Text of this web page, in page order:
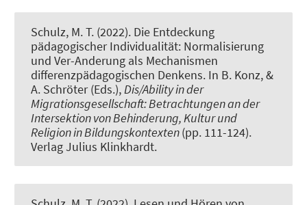
Schulz, M. T. (2022). Die Entdeckung
pädagogischer Individualität: Normalisierung
und Ver-Anderung als Mechanismen
differenzpädagogischen Denkens. In B. Konz, &
A. Schröter (Eds.),Dis/Ability in der
Migrationsgesellschaft: Betrachtungen an der
Intersektion von Behinderung, Kultur und
Religion in Bildungskontexten(pp. 111-124).
Verlag Julius Klinkhardt.